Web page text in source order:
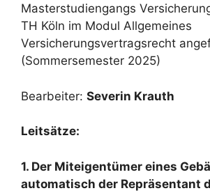
Masterstudiengangs
TH Köln im Modul Allgemeines
Versicherungsvertragsrecht
(Sommersemester 2025)
Bearbeiter: Severin Krauth
Leitsätze:
1. Der Miteigentümer eines
automatisch der Repräsentant